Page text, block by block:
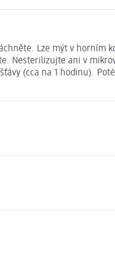
Lze mýt v horním
Nesterilizujte ani v
(cca na 1 hodinu).